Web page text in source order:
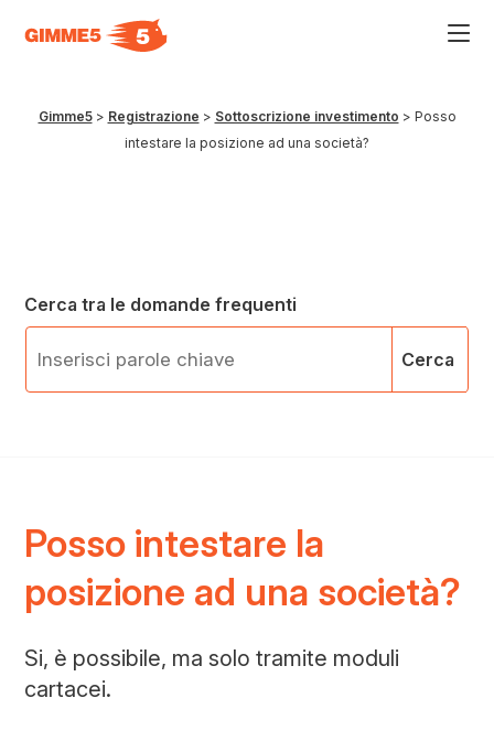
Gimme5> Registrazione > Sottoscrizione investimento > Posso
intestare la posizione ad una società?
Cerca tra le domande frequenti
Cerca
Posso intestare la
posizione ad una società?
Si, è possibile, ma solo tramite moduli
cartacei.